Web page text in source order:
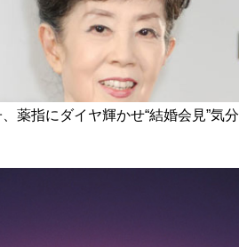
薬指にダイヤ輝かせ“結婚会見”気分